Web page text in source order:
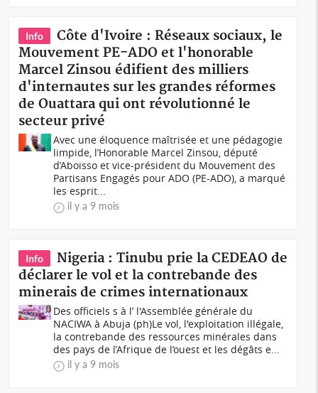
Info
Côte d'Ivoire : Réseaux sociaux, le
Mouvement PE-ADO et l'honorable
Marcel Zinsou édifient des milliers
d'internautes sur les grandes réformes
de Ouattara qui ont révolutionné le
secteur privé
Avec une éloquence maîtrisée et une pédagogie
limpide, l’Honorable Marcel Zinsou, député
d’Aboisso et vice-président du Mouvement des
Partisans Engagés pour ADO (PE-ADO), a marqué
les esprit...
il y a 9 mois
Info
Nigeria : Tinubu prie la CEDEAO de
déclarer le vol et la contrebande des
minerais de crimes internationaux
Des officiels s à l’ l'Assemblée générale du
NACIWA à Abuja (ph)Le vol, l'exploitation illégale,
la contrebande des ressources minérales dans
des pays de l’Afrique de l’ouest et les dégâts e...
il y a 9 mois